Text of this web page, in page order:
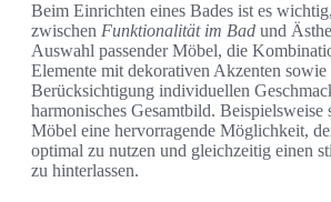
Beim Einrichten eines Bades ist es
zwischen Funktionalität im Bad und
Auswahl passender Möbel, die
Elemente mit dekorativen Akzenten sowie
Berücksichtigung individuellen
harmonisches Gesamtbild. Beispielsweise
Möbel eine hervorragende Möglichkeit,
optimal zu nutzen und gleichzeitig einen
zu hinterlassen.